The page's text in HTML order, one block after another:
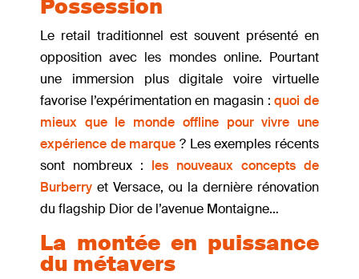
Possession
Le retail traditionnel est souvent présenté en
opposition avec les mondes online. Pourtant
une immersion plus digitale voire virtuelle
favorise l’expérimentation en magasin :quoi de
mieux que le monde offline pour vivre une
expérience de marque ? Les exemples récents
sont nombreux : les nouveaux concepts de
Burberry et Versace, ou la dernière rénovation
du flagship Dior de l’avenue Montaigne…
La montée en puissance
du métavers